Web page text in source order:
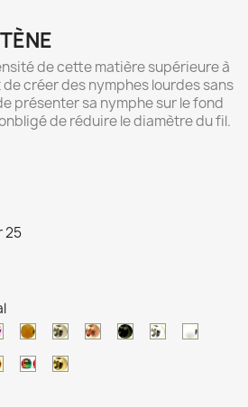
de cette matière supérieure à
créer des nymphes lourdes sans
présenter sa nymphe sur le fond
de réduire le diamètre du fil.
25
RoseOrangeArgentCuivreNoir NacreBlanc
OrangeArc
Or